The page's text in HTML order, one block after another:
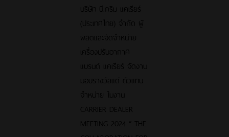
บริษัท บี.กริม แคเรียร์
(ประเทศไทย) จำกัด ผู้
ผลิตและจัดจำหน่าย
เครื่องปรับอากาศ
แบรนด์ แคเรียร์ จัดงาน
มอบรางวัลแด่ ตัวแทน
จำหน่าย ในงาน
CARRIER DEALER
MEETING 2024 “ THE